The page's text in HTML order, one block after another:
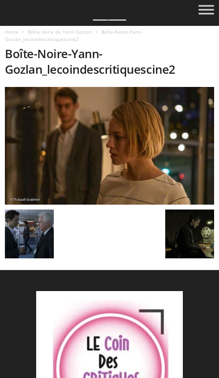
Home Boîte noire de Yann Gozlan
Boîte-Noire-Yann-
Gozlan_lecoindescritiquescine2
Boîte-Noire-Yann-
Gozlan_lecoindescritiquescine2